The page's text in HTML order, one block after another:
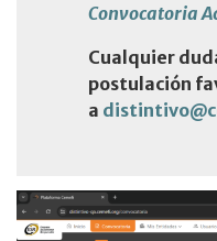
Convocatoria
Cualquier
postulación
a